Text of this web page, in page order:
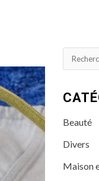
Beauté
Divers
Maison